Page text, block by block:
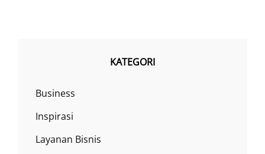
KATEGORI
Business
Inspirasi
Layanan Bisnis